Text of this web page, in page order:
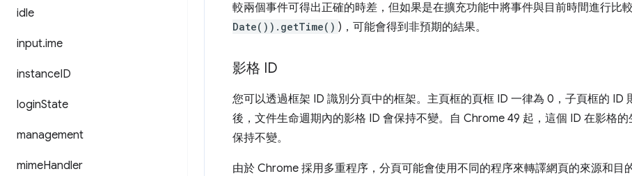
idle
input.ime
instanceID
loginState
management
mimeHandler
較兩個事件可得出正確的時差，但如果是在擴充功能中將事件與目前時間進行比
Date()).getTime() )，可能會得到非預期的結果。
影格 ID
您可以透過框架 ID 識別分頁中的框架。主頁框的頁框 ID 一律為 0，子頁框的 ID
後，文件生命週期內的影格 ID 會保持不變。自 Chrome 49 起，這個 ID 在影格
保持不變。
由於 Chrome 採用多重程序，分頁可能會使用不同的程序來轉譯網頁的來源和目